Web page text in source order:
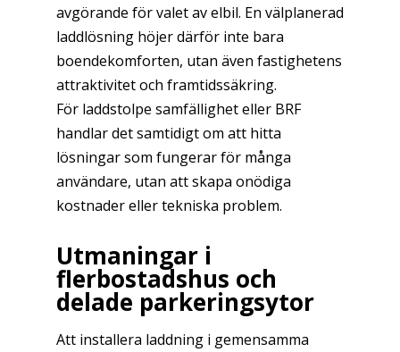
avgörande för valet av elbil. En välplanerad
laddlösning höjer därför inte bara
boendekomforten, utan även fastighetens
attraktivitet och framtidssäkring.
För laddstolpe samfällighet eller BRF
handlar det samtidigt om att hitta
lösningar som fungerar för många
användare, utan att skapa onödiga
kostnader eller tekniska problem.
Utmaningar i
flerbostadshus och
delade parkeringsytor
Att installera laddning i gemensamma